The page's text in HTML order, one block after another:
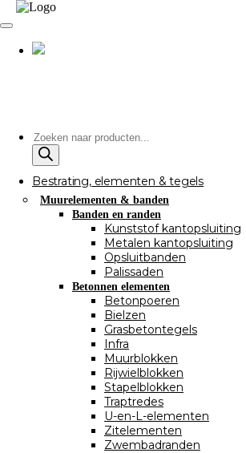
Producten
zoeken
Bestrating, elementen & tegels
Muurelementen & banden
Banden en randen
Kunststof kantopsluiting
Metalen kantopsluiting
Opsluitbanden
Palissaden
Betonnen elementen
Betonpoeren
Bielzen
Grasbetontegels
Infra
Muurblokken
Rijwielblokken
Stapelblokken
Traptredes
U-en-L-elementen
Zitelementen
Zwembadranden